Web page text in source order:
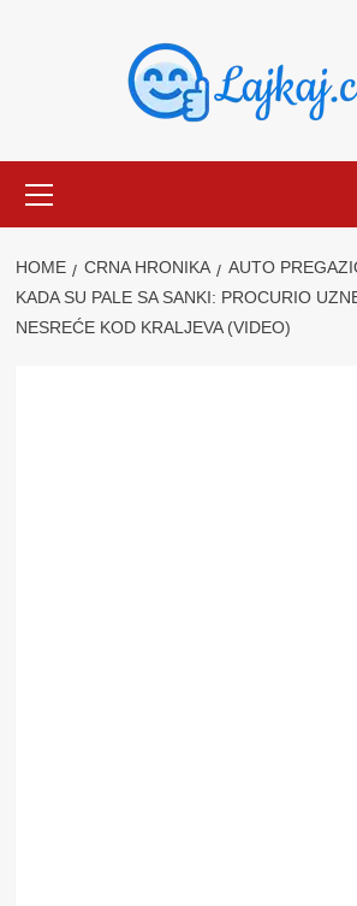
Menu
HOME CRNA HRONIKA
AUTO
KADA SU PALE SA SANKI: PROCURIO
NESREĆE KOD KRALJEVA (VIDEO)